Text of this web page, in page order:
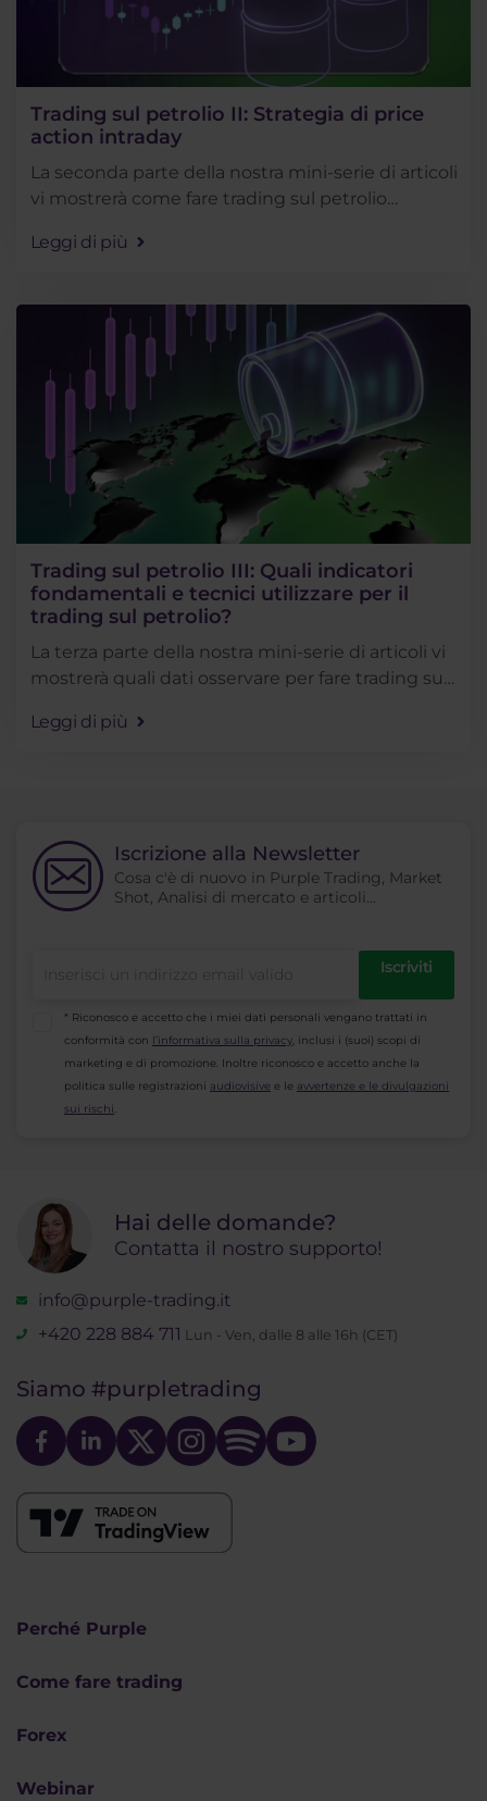
Trading sul petrolio II: Strategia di price
action intraday
La seconda parte della nostra mini-serie di articoli
vi mostrerà come fare trading sul petrolio
trading sul petrolio, ma che può essere . . .
Leggi di più
Trading sul petrolio III: Quali indicatori
fondamentali e tecnici utilizzare per il
trading sul petrolio?
La terza parte della nostra mini-serie di articoli vi
mostrerà quali dati osservare per fare trading sul
fondamentale, vi mostreremo anche gli . . .
Leggi di più
Iscrizione alla Newsletter
Cosa c'è di nuovo in Purple Trading, Market
Shot, Analisi di mercato e articoli...
Iscriviti
* Riconosco e accetto che i miei dati personali vengano trattati in
conformità con l’informativa sulla privacy, inclusi i (suoi) scopi di
marketing e di promozione. Inoltre riconosco e accetto anche la
politica sulle registrazioni audiovisive e le avvertenze e le divulgazioni
sui rischi.
Hai delle domande?
Contatta il nostro supporto!
info@purple-trading.it
+420 228 884 711
Lun - Ven, dalle 8 alle 16h (CET)
Siamo #purpletrading
Perché Purple
Come fare trading
Forex
Webinar